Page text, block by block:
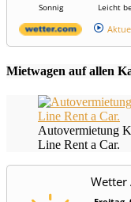
Sonnig
Leicht
Mietwagen auf allen
Autovermietung
Line Rent a Car.
Wetter